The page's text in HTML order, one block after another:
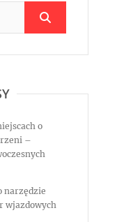
o
–
narzędzie
wjazdowych